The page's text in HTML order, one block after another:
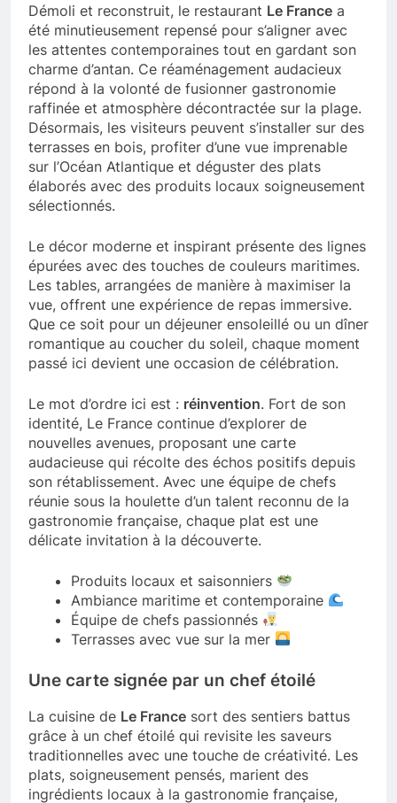
Démoli et reconstruit, le restaurant Le France a
été minutieusement repensé pour s’aligner avec
les attentes contemporaines tout en gardant son
charme d’antan. Ce réaménagement audacieux
répond à la volonté de fusionner gastronomie
raffinée et atmosphère décontractée sur la plage.
Désormais, les visiteurs peuvent s’installer sur des
terrasses en bois, profiter d’une vue imprenable
sur l’Océan Atlantique et déguster des plats
élaborés avec des produits locaux soigneusement
sélectionnés.
Le décor moderne et inspirant présente des lignes
épurées avec des touches de couleurs maritimes.
Les tables, arrangées de manière à maximiser la
vue, offrent une expérience de repas immersive.
Que ce soit pour un déjeuner ensoleillé ou un dîner
romantique au coucher du soleil, chaque moment
passé ici devient une occasion de célébration.
Le mot d’ordre ici est : réinvention. Fort de son
identité, Le France continue d’explorer de
nouvelles avenues, proposant une carte
audacieuse qui récolte des échos positifs depuis
son rétablissement. Avec une équipe de chefs
réunie sous la houlette d’un talent reconnu de la
gastronomie française, chaque plat est une
délicate invitation à la découverte.
Produits locaux et saisonniers
Ambiance maritime et contemporaine
Équipe de chefs passionnés
Terrasses avec vue sur la mer
Une carte signée par un chef étoilé
La cuisine de Le France sort des sentiers battus
grâce à un chef étoilé qui revisite les saveurs
traditionnelles avec une touche de créativité. Les
plats, soigneusement pensés, marient des
ingrédients locaux à la gastronomie française,